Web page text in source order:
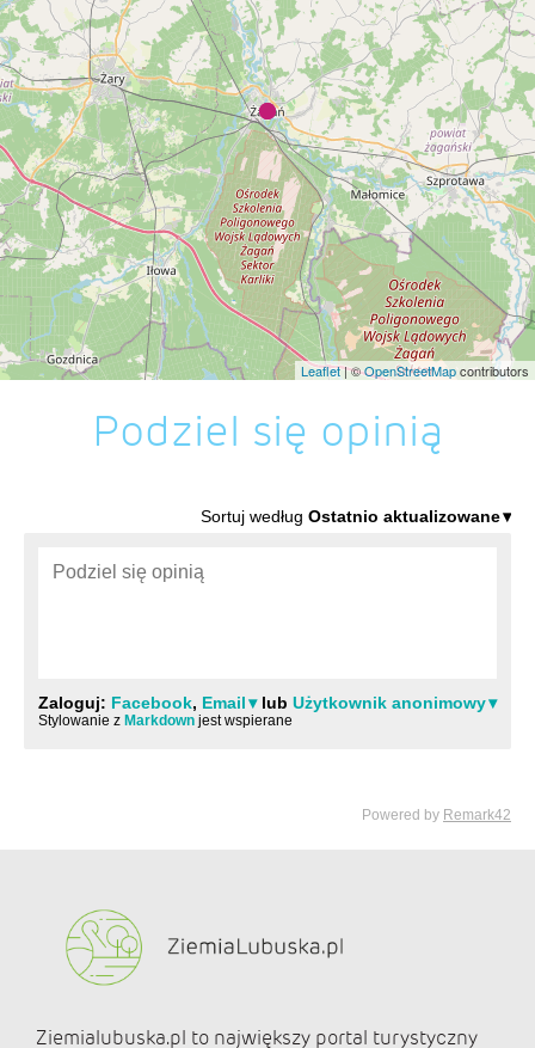
Leaflet| ©OpenStreetMapcontributors
Podziel się opinią
Ziemialubuska.pl to największy portal turystyczny